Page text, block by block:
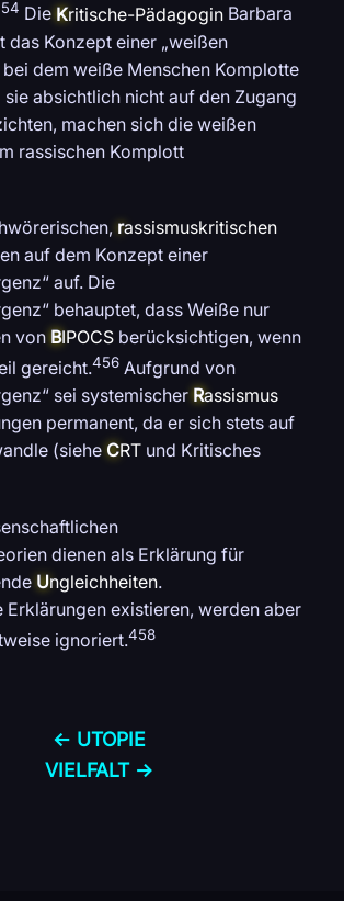
Die Kritische-Pädagogin Barbara
das Konzept einer „weißen
bei dem weiße Menschen Komplotte
sie absichtlich nicht auf den Zugang
machen sich die weißen
rassischen Komplott
rassismuskritischen
auf dem Konzept einer
auf. Die
behauptet, dass Weiße nur
von BIPOCS berücksichtigen, wenn
gereicht.456 Aufgrund von
sei systemischer Rassismus
permanent, da er sich stets auf
(siehe CRT und Kritisches
dienen als Erklärung für
Ungleichheiten.
Erklärungen existieren, werden aber
ignoriert.458
← UTOPIE
VIELFALT →